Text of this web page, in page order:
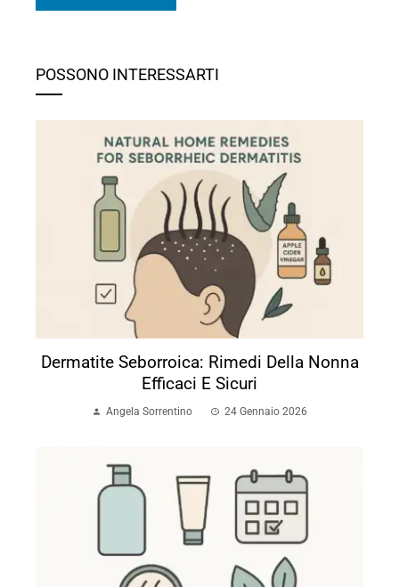
POSSONO INTERESSARTI
Dermatite Seborroica: Rimedi Della Nonna
Efficaci E Sicuri
Angela Sorrentino 24 Gennaio 2026